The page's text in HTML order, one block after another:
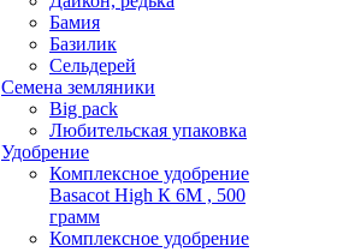
Бамия
Базилик
Сельдерей
Семена земляники
Big pack
Любительская упаковка
Удобрение
Комплексное удобрение
Basacot High К 6M , 500
грамм
Комплексное удобрение